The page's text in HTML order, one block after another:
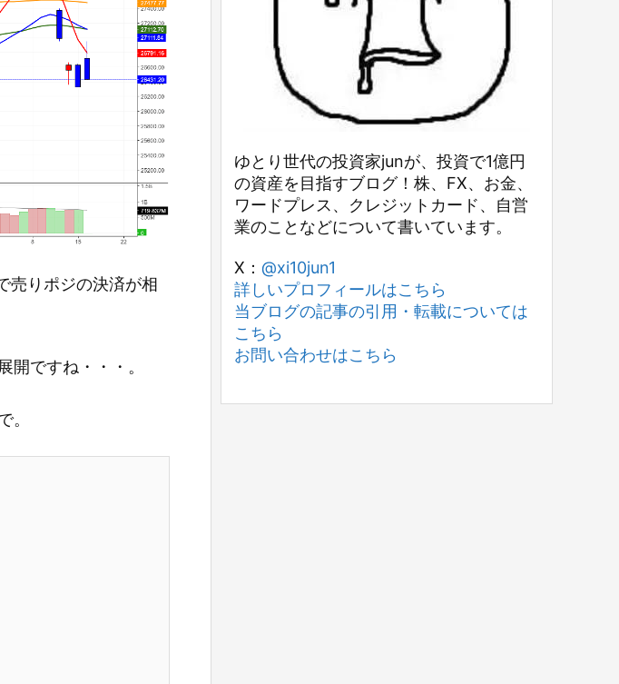
売りポジの決済が相
開ですね・・・。
。
ゆとり世代の投資家junが、投資で1億円
の資産を目指すブログ！株、FX、お金、
ワードプレス、クレジットカード、自営
業のことなどについて書いています。
X： @xi10jun1
詳しいプロフィールはこちら
当ブログの記事の引用・転載については
こちら
お問い合わせはこちら